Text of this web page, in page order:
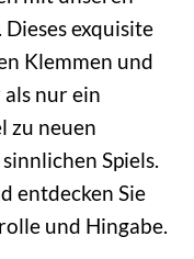
. Dieses exquisite
Klemmen und
nur ein
zu neuen
Spiels.
entdecken Sie
und Hingabe.